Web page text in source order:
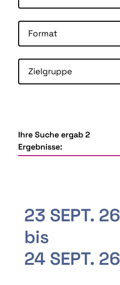
Format
Zielgruppe
Ihre Suche ergab 2
Ergebnisse:
23 SEPT. 26
bis
24 SEPT. 26